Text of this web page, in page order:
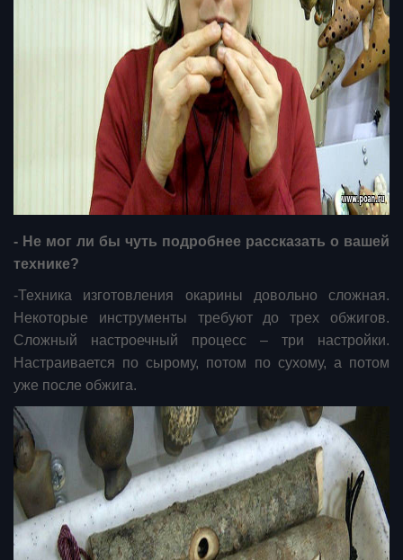
- Не мог ли бы чуть подробнее рассказать о вашей
технике?
-Техника изготовления окарины довольно сложная.
Некоторые инструменты требуют до трех обжигов.
Сложный настроечный процесс – три настройки.
Настраивается по сырому, потом по сухому, а потом
уже после обжига.